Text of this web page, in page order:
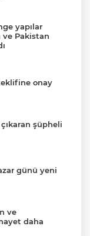
yapılar
ve Pakistan
onay
şüpheli
günü yeni
ve
daha